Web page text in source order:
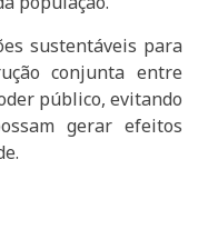
sustentáveis para
conjunta entre
público, evitando
gerar efeitos